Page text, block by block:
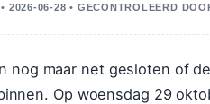
2026-06-28 • GECONTROLEERD
nog maar net gesloten of
Op woensdag 29